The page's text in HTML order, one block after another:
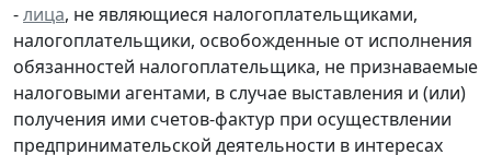
-лица, не являющиеся налогоплательщиками,
налогоплательщики, освобожденные от исполнения
обязанностей налогоплательщика, не признаваемые
налоговыми агентами, в случае выставления и (или)
получения ими счетов-фактур при осуществлении
предпринимательской деятельности в интересах